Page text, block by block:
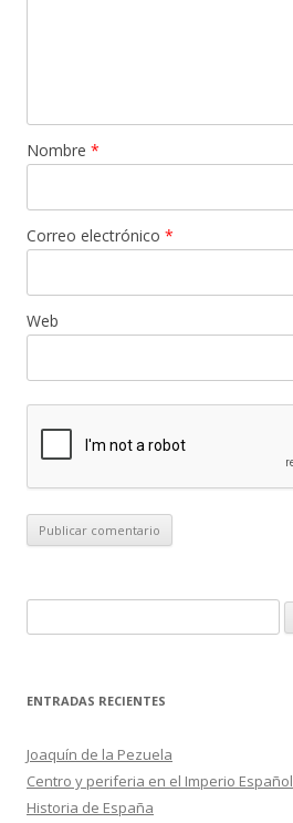
Nombre *
Correo electrónico *
Web
u
c
r
:
ENTRADAS RECIENTES
Joaquín de la Pezuela
Centro y periferia en el Imperio Español
Historia de España